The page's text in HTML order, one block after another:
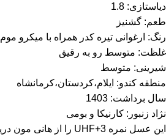
دیاستازی: 1.8
طعم: گشنیز
رنگ: ارغوانی تیره کدر همراه با میکرو موم
غلظت: متوسط رو به رقیق
شیرینی: متوسط
منطقه کندو: ایلام،کردستان،کرمانشاه
سال برداشت: 1403
نژاد زنبور: کارنیکا و بومی
این عسل نمره UHF+3 را از هانی مون دریافت کرده است.